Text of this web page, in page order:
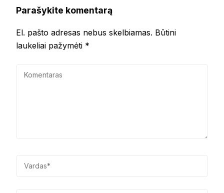
Parašykite komentarą
El. pašto adresas nebus skelbiamas. Būtini
laukeliai pažymėti *